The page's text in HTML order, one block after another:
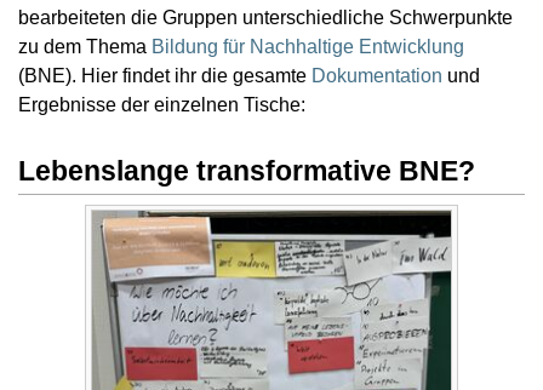
bearbeiteten die Gruppen unterschiedliche Schwerpunkte
zu dem Thema Bildung für Nachhaltige Entwicklung
(BNE). Hier findet ihr die gesamte Dokumentation und
Ergebnisse der einzelnen Tische:
Lebenslange transformative BNE?